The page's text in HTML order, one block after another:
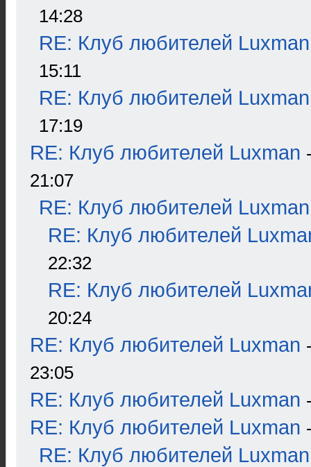
14:28
RE: Клуб любителей Luxman
15:11
RE: Клуб любителей Luxman
17:19
RE: Клуб любителей Luxman
21:07
RE: Клуб любителей Luxman
RE: Клуб любителей
22:32
RE: Клуб любителей
20:24
RE: Клуб любителей Luxman
23:05
RE: Клуб любителей Luxman
RE: Клуб любителей Luxman
RE: Клуб любителей Luxman